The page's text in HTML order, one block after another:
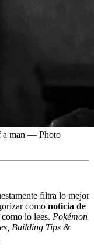
a man — Photo
filtra lo mejor
como noticia de
lo lees. Pokémon
Building Tips &